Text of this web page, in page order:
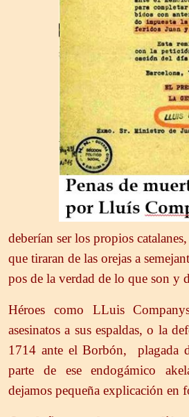
deberían ser los propios
que tiraran de las orejas a
pos de la verdad de lo que son y
Héroes como LLuis
asesinatos a sus espaldas, o la
1714 ante el Borbón, plagada
parte de ese endogámico
dejamos pequeña explicación en